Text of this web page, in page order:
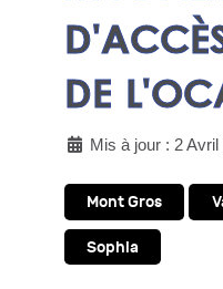
DE
Mis à jour : 2 Avril
Mont Gros
Sophia